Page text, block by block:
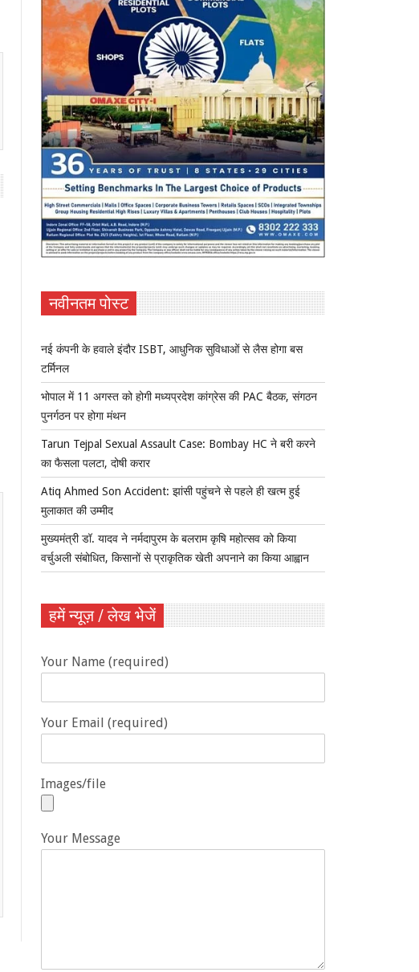
नवीनतम पोस्ट
नई कंपनी के हवाले इंदौर ISBT, आधुनिक सुविधाओं से लैस होगा बस
टर्मिनल
भोपाल में 11 अगस्त को होगी मध्यप्रदेश कांग्रेस की PAC बैठक, संगठन
पुनर्गठन पर होगा मंथन
Tarun Tejpal Sexual Assault Case: Bombay HC ने बरी करने
का फैसला पलटा, दोषी करार
Atiq Ahmed Son Accident: झांसी पहुंचने से पहले ही खत्म हुई
मुलाकात की उम्मीद
मुख्यमंत्री डॉ. यादव ने नर्मदापुरम के बलराम कृषि महोत्सव को किया
वर्चुअली संबोधित, किसानों से प्राकृतिक खेती अपनाने का किया आह्वान
हमें न्यूज़ / लेख भेजें
Your Name (required)
Your Email (required)
Images/file
Your Message